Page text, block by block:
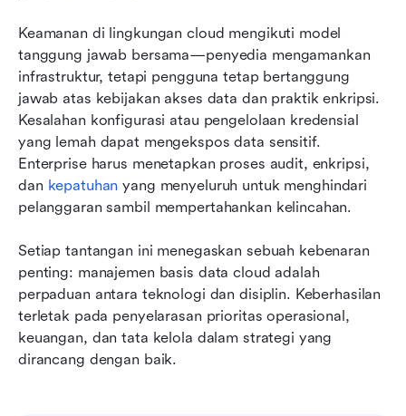
Keamanan di lingkungan cloud mengikuti model
tanggung jawab bersama—penyedia mengamankan
infrastruktur, tetapi pengguna tetap bertanggung
jawab atas kebijakan akses data dan praktik enkripsi.
Kesalahan konfigurasi atau pengelolaan kredensial
yang lemah dapat mengekspos data sensitif.
Enterprise harus menetapkan proses audit, enkripsi,
dan kepatuhan yang menyeluruh untuk menghindari
pelanggaran sambil mempertahankan kelincahan.
Setiap tantangan ini menegaskan sebuah kebenaran
penting: manajemen basis data cloud adalah
perpaduan antara teknologi dan disiplin. Keberhasilan
terletak pada penyelarasan prioritas operasional,
keuangan, dan tata kelola dalam strategi yang
dirancang dengan baik.